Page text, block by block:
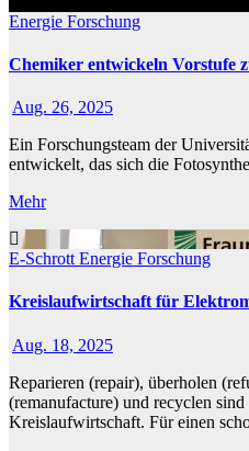
Energie Forschung
Chemiker entwickeln Vorstufe
Aug. 26, 2025
Ein Forschungsteam der
entwickelt, das sich die
Mehr
E-Schrott Energie Forschung
Kreislaufwirtschaft für
Aug. 18, 2025
Reparieren (repair), überholen
(remanufacture) und recyclen
Kreislaufwirtschaft. Für einen